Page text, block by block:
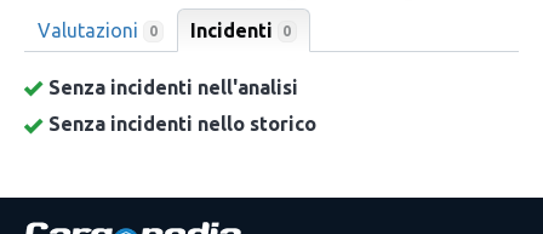
Valutazioni 0 Incidenti 0
Senza incidenti nell'analisi
Senza incidenti nello storico